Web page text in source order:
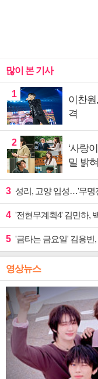
많이 본 기사
1
이찬
격
2
‘사랑
밀 밝
3 성리, 고양 입성…'무명
4 '전현무계획4' 김민하, 백령
5 '금타는 금요일' 김용빈
영상뉴스